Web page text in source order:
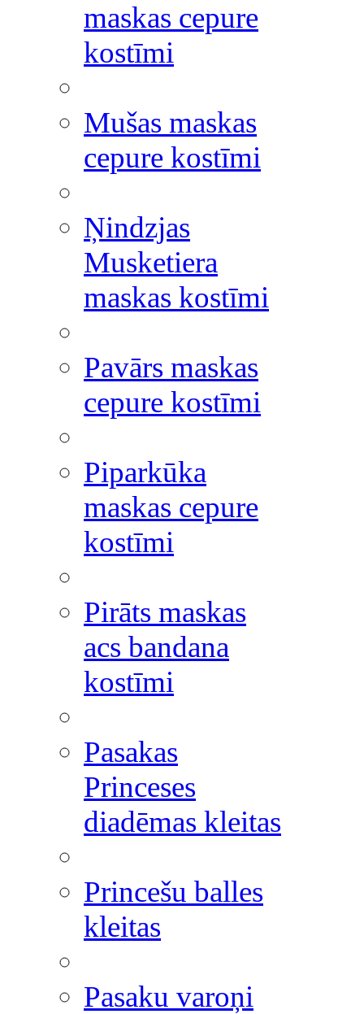
maskas cepure
kostīmi
Mušas maskas
cepure kostīmi
Ņindzjas
Musketiera
maskas kostīmi
Pavārs maskas
cepure kostīmi
Piparkūka
maskas cepure
kostīmi
Pirāts maskas
acs bandana
kostīmi
Pasakas
Princeses
diadēmas kleitas
Princešu balles
kleitas
Pasaku varoņi